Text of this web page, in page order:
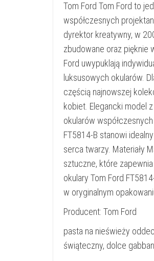
Tom Ford Tom Ford to
współczesnych
dyrektor kreatywny, w
zbudowane oraz pięknie
Ford uwypuklają
luksusowych okularów.
częścią najnowszej
kobiet. Elegancki model
okularów
FT5814-B stanowi
serca twarzy. Materiały
sztuczne, które
okulary Tom Ford
w oryginalnym
Producent: Tom Ford
pasta na nieświeży
świąteczny, dolce